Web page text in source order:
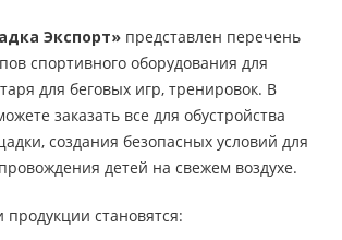
Экспорт» представлен перечень
спортивного оборудования для
для беговых игр, тренировок. В
заказать все для обустройства
создания безопасных условий для
детей на свежем воздухе.
становятся: